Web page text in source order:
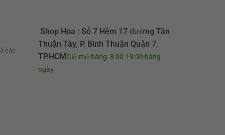
các
Shop Hoa : Số 7 Hẻm 17 đường Tân
Thuận Tây, P. Bình Thuận Quận 7,
TP.HCMGiờ mở hàng: 8:00-19:00 hàng
ngày